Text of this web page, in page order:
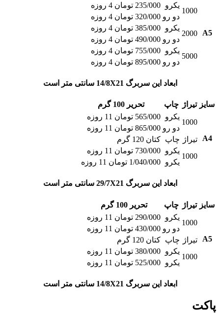
A5
1000
یکرو 235/000 تومان 4 روزه
دو رو 320/000 تومان 4 روزه
2000
یکرو 385/000 تومان 4 روزه
دو رو 490/000 تومان 4 روزه
5000
یکرو 755/000 تومان 4 روزه
دو رو 895/000 تومان 4 روزه
ابعاد این سربرگ 14/8X21 سانتی متر است
سایز تیراژ چاپ تحریر 100 گرم
A4
1000
یکرو 565/000 تومان 11 روزه
دو رو 865/000 تومان 11 روزه
تیراژ چاپ کتان 120 گرم
1000
یکرو 730/000 تومان 11 روزه
یکرو 1/040/000 تومان 11 روزه
ابعاد این سربرگ 29/7X21 سانتی متر است
سایز تیراژ چاپ تحریر 100 گرم
A5
1000
یکرو 290/000 تومان 11 روزه
دو رو 430/000 تومان 11 روزه
تیراژ چاپ کتان 120 گرم
1000
یکرو 380/000 تومان 11 روزه
یکرو 525/000 تومان 11 روزه
ابعاد این سربرگ 14/8X21 سانتی متر است
پاکت